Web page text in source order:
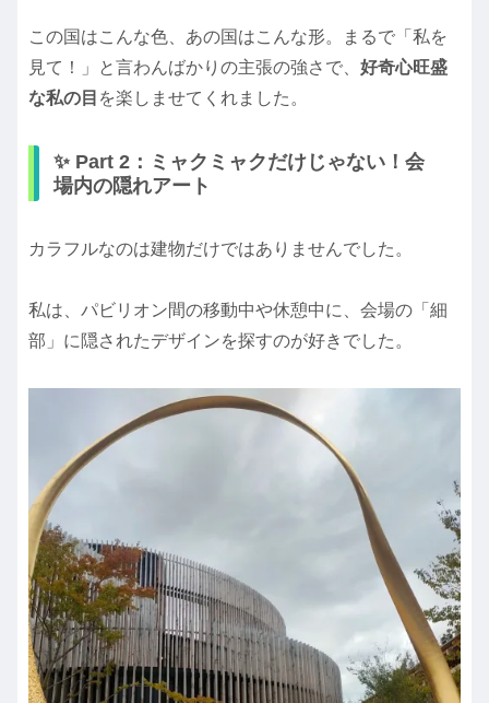
この国はこんな色、あの国はこんな形。まるで「私を
見て！」と言わんばかりの主張の強さで、 好奇心旺盛
な私の目 を楽しませてくれました。
✨ Part 2：ミャクミャクだけじゃない！会
場内の隠れアート
カラフルなのは建物だけではありませんでした。
私は、パビリオン間の移動中や休憩中に、会場の「細
部」に隠されたデザインを探すのが好きでした。